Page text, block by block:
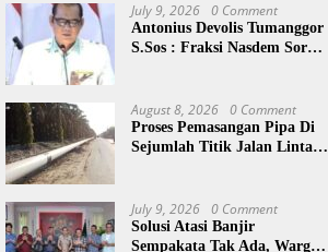
July 9, 2026 0 Comment
Antonius Devolis Tumanggor
S.Sos : Fraksi Nasdem Soroti
August 8, 2026 0 Comment
Proses Pemasangan Pipa Di
Sejumlah Titik Jalan Lintas
meningkatkan Kewaspadaan
July 9, 2026 0 Comment
Solusi Atasi Banjir
Sempakata Tak Ada, Warga